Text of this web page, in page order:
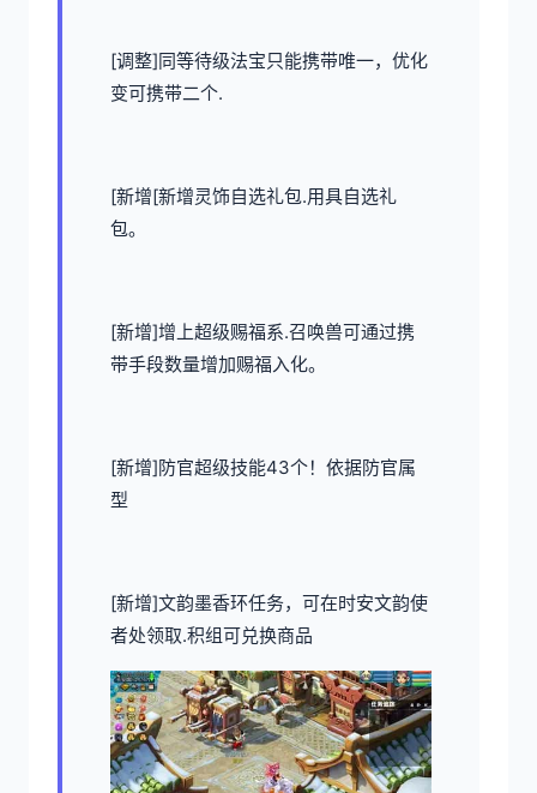
[调整]同等待级法宝只能携带唯一，优化
变可携带二个.
[新增[新增灵饰自选礼包.用具自选礼
包。
[新增]增上超级赐福系.召唤兽可通过携
带手段数量增加赐福入化。
[新增]防官超级技能43个！依据防官属
型
[新增]文韵墨香环任务，可在时安文韵使
者处领取.积组可兑换商品